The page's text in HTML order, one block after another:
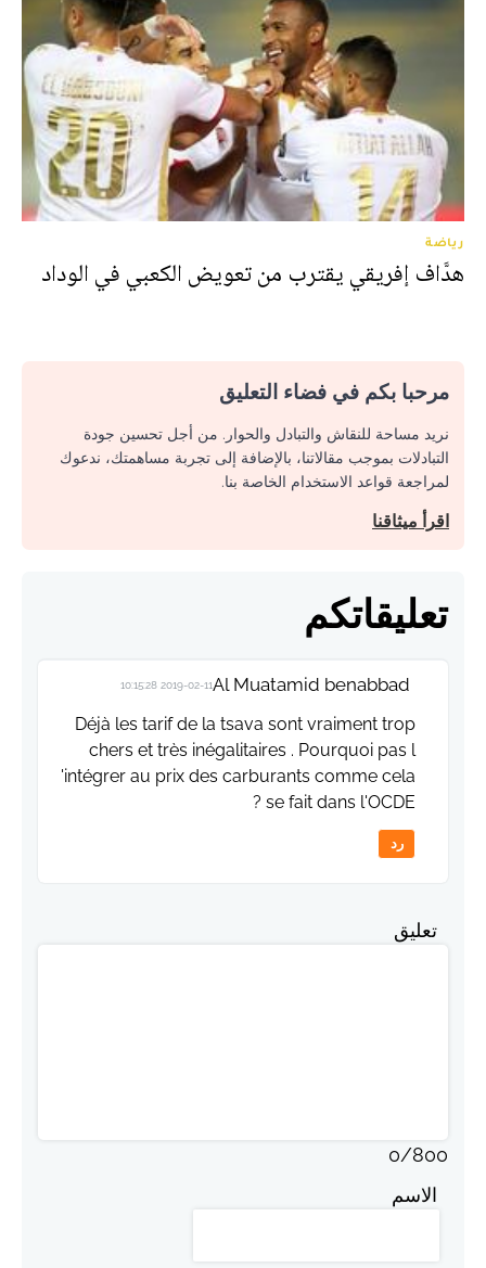
رياضة
هدَّاف إفريقي يقترب من تعويض الكعبي في الوداد
مرحبا بكم في فضاء التعليق
نريد مساحة للنقاش والتبادل والحوار. من أجل تحسين جودة
التبادلات بموجب مقالاتنا، بالإضافة إلى تجربة مساهمتك، ندعوك
لمراجعة قواعد الاستخدام الخاصة بنا.
اقرأ ميثاقنا
تعليقاتكم
Al Muatamid benabbad
2019-02-11 10:15:28
Déjà les tarif de la tsava sont vraiment trop
chers et très inégalitaires . Pourquoi pas l
'intégrer au prix des carburants comme cela
se fait dans l'OCDE ?
رد
تعليق
0/800
الاسم